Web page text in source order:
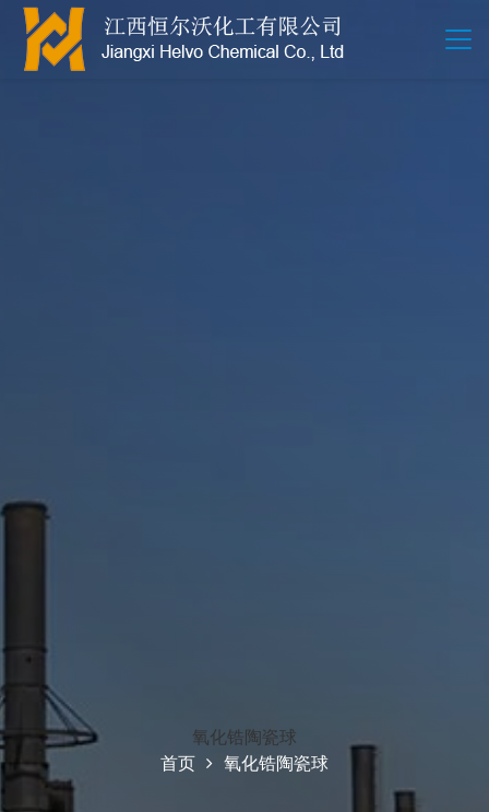
氧化锆陶瓷球
首页
氧化锆陶瓷球